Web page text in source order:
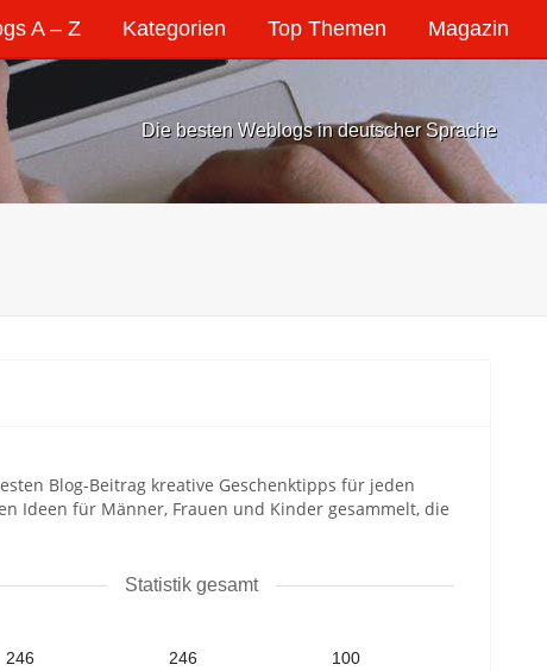
A – Z Kategorien Top Themen Magazin
Die besten Weblogs in deutscher Sprache
Blog-Beitrag kreative Geschenktipps für jeden
Ideen für Männer, Frauen und Kinder gesammelt, die
Statistik gesamt
246 246 100